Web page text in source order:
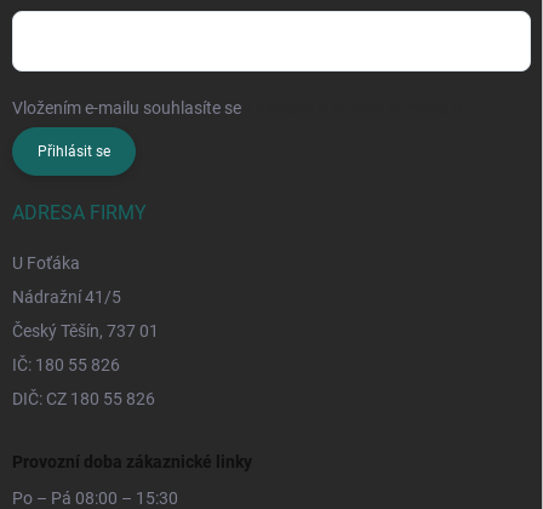
Vložením e-mailu souhlasíte se
Přihlásit se
ADRESA FIRMY
U Foťáka
Nádražní 41/5
Český Těšín, 737 01
IČ: 180 55 826
DIČ: CZ 180 55 826
Provozní doba zákaznické linky
Po – Pá 08:00 – 15:30